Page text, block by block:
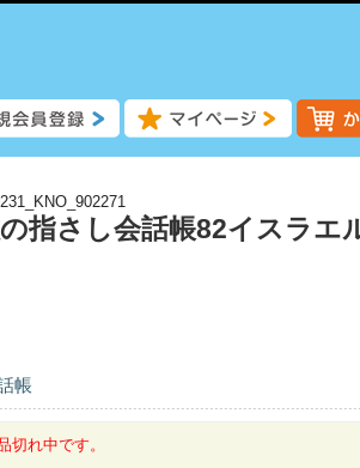
指さし会話帳82イスラエ
帳
切れ中です。